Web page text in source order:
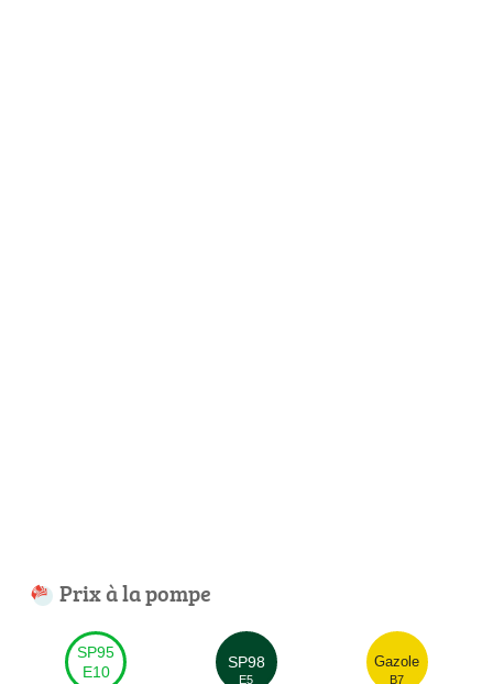
Prix à la pompe
SP95
E10
SP98
E5
Gazole
B7